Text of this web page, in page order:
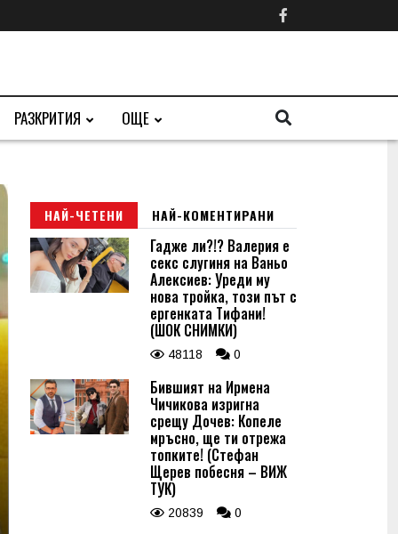
РАЗКРИТИЯ ОЩЕ
НАЙ-ЧЕТЕНИ НАЙ-КОМЕНТИРАНИ
Гадже ли?!? Валерия е
секс слугиня на Ваньо
Алексиев: Уреди му
нова тройка, този път с
ергенката Тифани!
(ШОК СНИМКИ)
48118 0
Бившият на Ирмена
Чичикова изригна
срещу Дочев: Копеле
мръсно, ще ти отрежа
топките! (Стефан
Щерев побесня – ВИЖ
ТУК)
20839 0